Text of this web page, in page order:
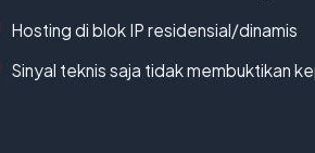
Hosting di blok IP residensial/dinamis
Sinyal teknis saja tidak membuktikan